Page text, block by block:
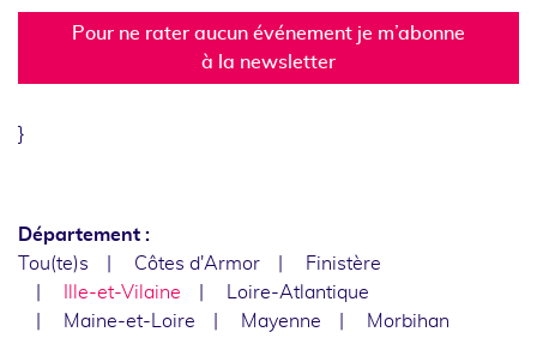
Pour ne rater aucun événement je m’abonne
à la newsletter
}
Département :
Tou(te)s
Côtes d'Armor
Finistère
Ille-et-Vilaine
Loire-Atlantique
Maine-et-Loire
Mayenne
Morbihan